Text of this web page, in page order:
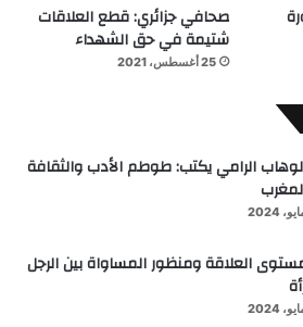
صحافي جزائري: قطع العلاقات
شتيمة في حق الشهداء
25 أغسطس، 2021
الرامي يكتب: طوطم الأدب والثقافة
العلاقة ومنظور المساواة بين الرجل